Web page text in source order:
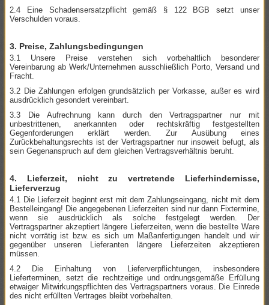
2.4 Eine Schadensersatzpflicht gemäß § 122 BGB setzt unser
Verschulden voraus.
3. Preise, Zahlungsbedingungen
3.1 Unsere Preise verstehen sich vorbehaltlich besonderer
Vereinbarung ab Werk/Unternehmen ausschließlich Porto, Versand und
Fracht.
3.2 Die Zahlungen erfolgen grundsätzlich per Vorkasse, außer es wird
ausdrücklich gesondert vereinbart.
3.3 Die Aufrechnung kann durch den Vertragspartner nur mit
unbestrittenen, anerkannten oder rechtskräftig festgestellten
Gegenforderungen erklärt werden. Zur Ausübung eines
Zurückbehaltungsrechts ist der Vertragspartner nur insoweit befugt, als
sein Gegenanspruch auf dem gleichen Vertragsverhältnis beruht.
4. Lieferzeit, nicht zu vertretende Lieferhindernisse,
Lieferverzug
4.1 Die Lieferzeit beginnt erst mit dem Zahlungseingang, nicht mit dem
Bestelleingang! Die angegebenen Lieferzeiten sind nur dann Fixtermine,
wenn sie ausdrücklich als solche festgelegt werden. Der
Vertragspartner akzeptiert längere Lieferzeiten, wenn die bestellte Ware
nicht vorrätig ist bzw. es sich um Maßanfertigungen handelt und wir
gegenüber unseren Lieferanten längere Lieferzeiten akzeptieren
müssen.
4.2 Die Einhaltung von Lieferverpflichtungen, insbesondere
Lieferterminen, setzt die rechtzeitige und ordnungsgemäße Erfüllung
etwaiger Mitwirkungspflichten des Vertragspartners voraus. Die Einrede
des nicht erfüllten Vertrages bleibt vorbehalten.